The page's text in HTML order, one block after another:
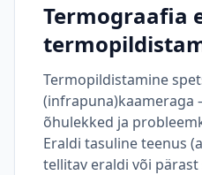
Termograafia
Termopildistamine
(infrapuna)kaameraga
õhulekked ja
Eraldi tasuline teenus
tellitav eraldi või